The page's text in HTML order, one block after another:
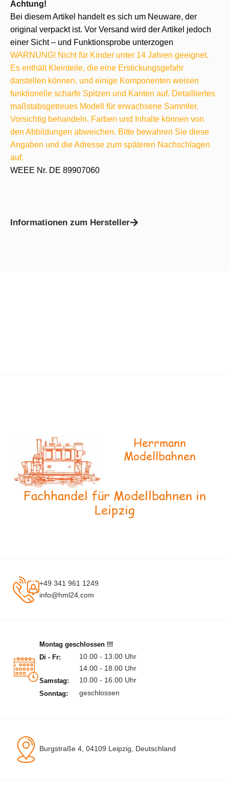
Achtung!
Bei diesem Artikel handelt es sich um Neuware, der
original verpackt ist. Vor Versand wird der Artikel jedoch
einer Sicht – und Funktionsprobe unterzogen
WARNUNG! Nicht für Kinder unter 14 Jahren geeignet.
Es enthält Kleinteile, die eine Erstickungsgefahr
darstellen können, und einige Komponenten weisen
funktionelle scharfe Spitzen und Kanten auf. Detailliertes
maßstabsgetreues Modell für erwachsene Sammler.
Vorsichtig behandeln. Farben und Inhalte können von
den Abbildungen abweichen. Bitte bewahren Sie diese
Angaben und die Adresse zum späteren Nachschlagen
auf.
WEEE Nr. DE 89907060
Informationen zum Hersteller
Herrmann
Modellbahnen
Fachhandel für Modellbahnen in
Leipzig
+49 341 961 1249
info@hml24.com
Montag geschlossen !!!
Di - Fr:
10.00 - 13.00 Uhr
14.00 - 18.00 Uhr
Samstag: 10.00 - 16.00 Uhr
Sonntag: geschlossen
Burgstraße 4, 04109 Leipzig, Deutschland